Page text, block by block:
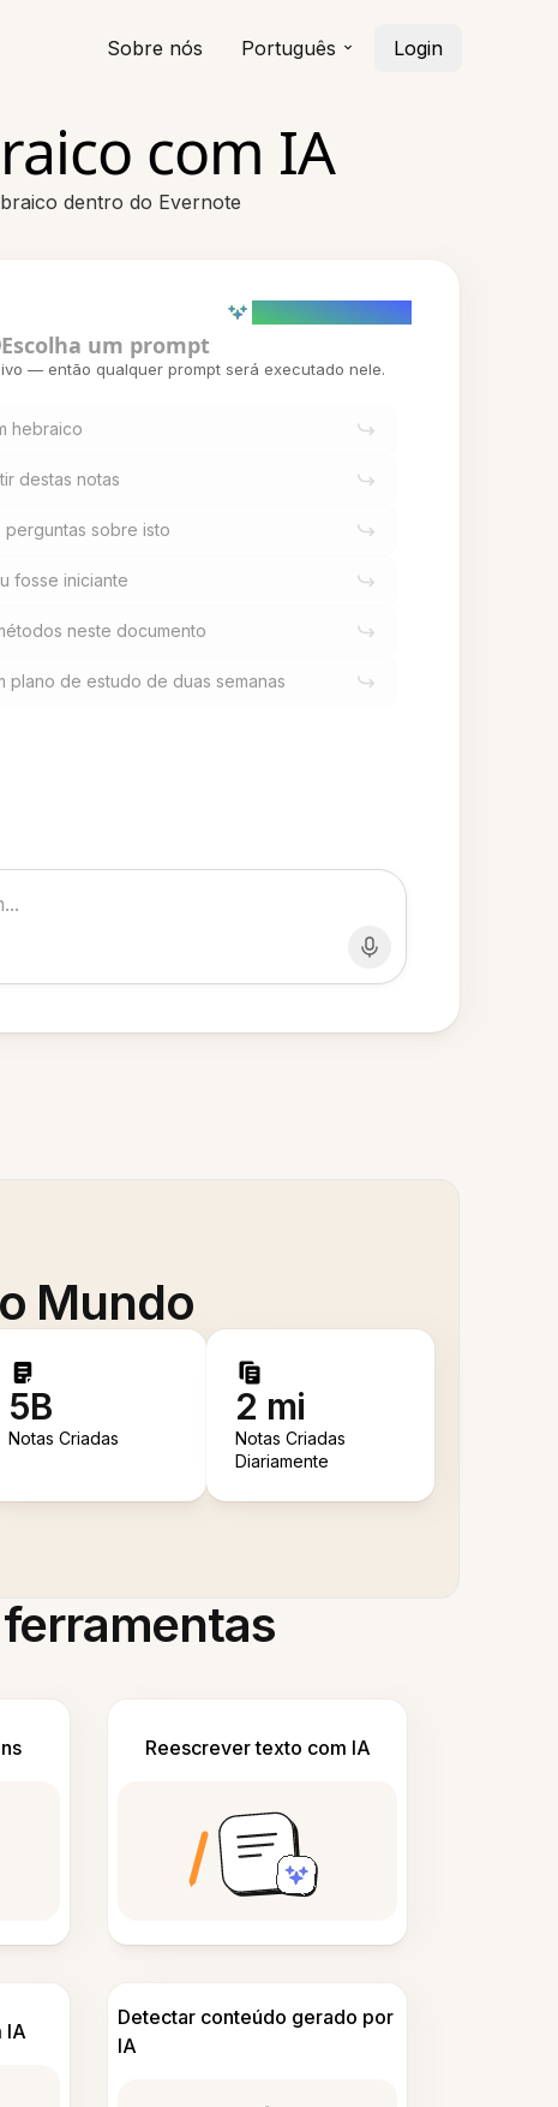
Sobre nós Português Login
com IA
dentro do Evernote
Escolha um prompt
— então qualquer prompt será executado nele.
hebraico
destas notas
perguntas sobre isto
fosse iniciante
neste documento
plano de estudo de duas semanas
Mundo
5B
Notas Criadas
2 mi
Notas Criadas
Diariamente
Reescrever texto com IA
IA
Detectar conteúdo gerado por
IA